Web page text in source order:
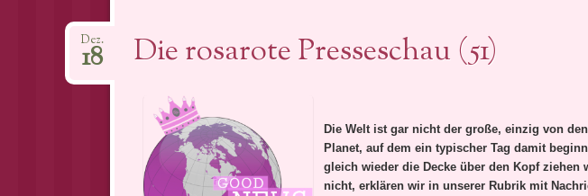
Die rosarote Presseschau (51)
Dez.
18
Die Welt ist gar nicht der große, einzig von
Planet, auf dem ein typischer Tag damit
gleich wieder die Decke über den Kopf ziehen
nicht, erklären wir in unserer Rubrik mit